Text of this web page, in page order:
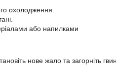
охолодження.
або напилками
нове жало та загорніть